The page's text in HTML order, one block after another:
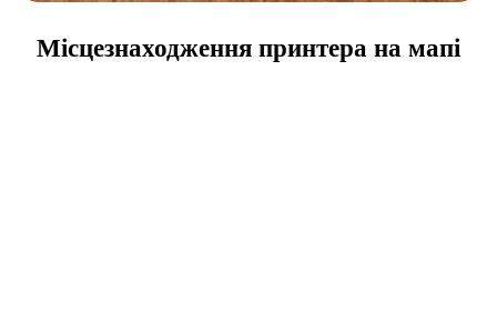
Місцезнаходження принтера на мапі